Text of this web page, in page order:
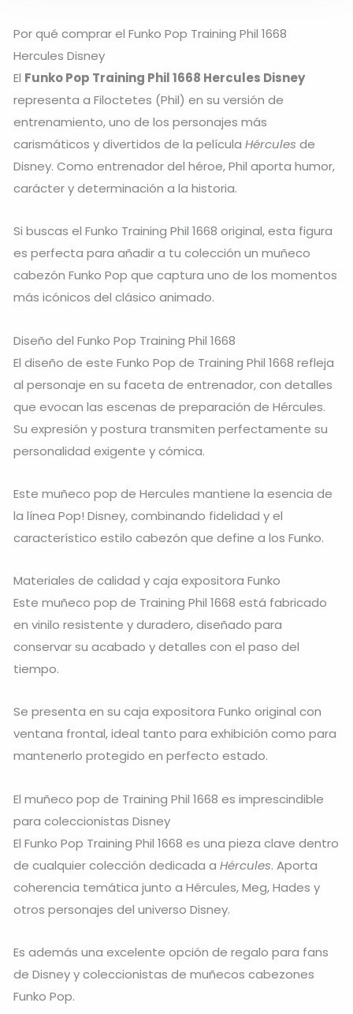
Por qué comprar el Funko Pop Training Phil 1668
Hercules Disney
El Funko Pop Training Phil 1668 Hercules Disney
representa a Filoctetes (Phil) en su versión de
entrenamiento, uno de los personajes más
carismáticos y divertidos de la película Hércules de
Disney. Como entrenador del héroe, Phil aporta humor,
carácter y determinación a la historia.
Si buscas el Funko Training Phil 1668 original, esta figura
es perfecta para añadir a tu colección un muñeco
cabezón Funko Pop que captura uno de los momentos
más icónicos del clásico animado.
Diseño del Funko Pop Training Phil 1668
El diseño de este Funko Pop de Training Phil 1668 refleja
al personaje en su faceta de entrenador, con detalles
que evocan las escenas de preparación de Hércules.
Su expresión y postura transmiten perfectamente su
personalidad exigente y cómica.
Este muñeco pop de Hercules mantiene la esencia de
la línea Pop! Disney, combinando fidelidad y el
característico estilo cabezón que define a los Funko.
Materiales de calidad y caja expositora Funko
Este muñeco pop de Training Phil 1668 está fabricado
en vinilo resistente y duradero, diseñado para
conservar su acabado y detalles con el paso del
tiempo.
Se presenta en su caja expositora Funko original con
ventana frontal, ideal tanto para exhibición como para
mantenerlo protegido en perfecto estado.
El muñeco pop de Training Phil 1668 es imprescindible
para coleccionistas Disney
El Funko Pop Training Phil 1668 es una pieza clave dentro
de cualquier colección dedicada a Hércules. Aporta
coherencia temática junto a Hércules, Meg, Hades y
otros personajes del universo Disney.
Es además una excelente opción de regalo para fans
de Disney y coleccionistas de muñecos cabezones
Funko Pop.